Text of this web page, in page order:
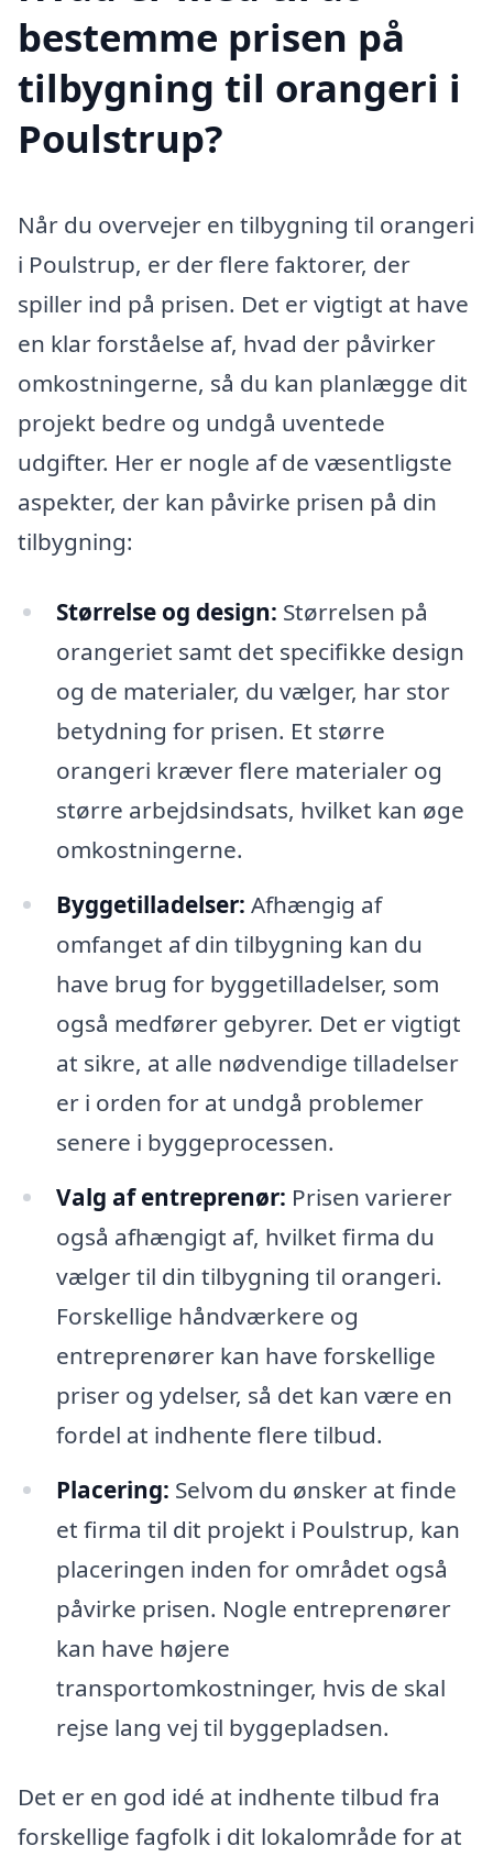
bestemme prisen på
tilbygning til orangeri i
Poulstrup?
Når du overvejer en tilbygning til orangeri
i Poulstrup, er der flere faktorer, der
spiller ind på prisen. Det er vigtigt at have
en klar forståelse af, hvad der påvirker
omkostningerne, så du kan planlægge dit
projekt bedre og undgå uventede
udgifter. Her er nogle af de væsentligste
aspekter, der kan påvirke prisen på din
tilbygning:
Størrelse og design: Størrelsen på
orangeriet samt det specifikke design
og de materialer, du vælger, har stor
betydning for prisen. Et større
orangeri kræver flere materialer og
større arbejdsindsats, hvilket kan øge
omkostningerne.
Byggetilladelser: Afhængig af
omfanget af din tilbygning kan du
have brug for byggetilladelser, som
også medfører gebyrer. Det er vigtigt
at sikre, at alle nødvendige tilladelser
er i orden for at undgå problemer
senere i byggeprocessen.
Valg af entreprenør: Prisen varierer
også afhængigt af, hvilket firma du
vælger til din tilbygning til orangeri.
Forskellige håndværkere og
entreprenører kan have forskellige
priser og ydelser, så det kan være en
fordel at indhente flere tilbud.
Placering: Selvom du ønsker at finde
et firma til dit projekt i Poulstrup, kan
placeringen inden for området også
påvirke prisen. Nogle entreprenører
kan have højere
transportomkostninger, hvis de skal
rejse lang vej til byggepladsen.
Det er en god idé at indhente tilbud fra
forskellige fagfolk i dit lokalområde for at